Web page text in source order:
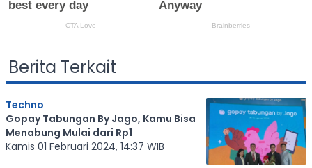
Berita Terkait
Techno
Gopay Tabungan By Jago, Kamu Bisa
Menabung Mulai dari Rp1
Kamis 01 Februari 2024, 14:37 WIB